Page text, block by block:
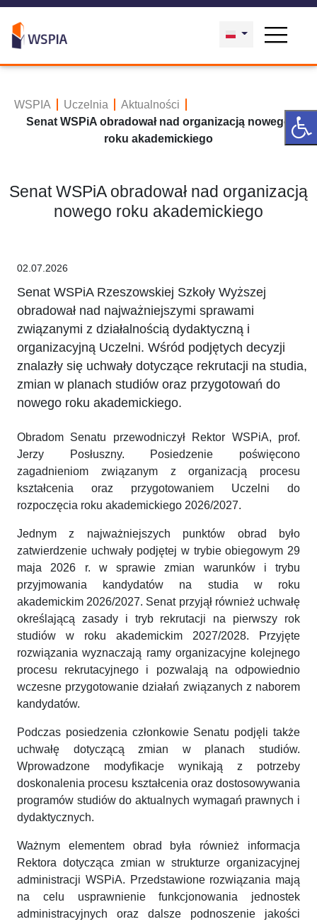
WSPIA Uczelnia
Aktualności
Senat WSPiA obradował nad organizacją nowego
roku akademickiego
Senat WSPiA obradował nad organizacją
nowego roku akademickiego
02.07.2026
Senat WSPiA Rzeszowskiej Szkoły Wyższej
obradował nad najważniejszymi sprawami
związanymi z działalnością dydaktyczną i
organizacyjną Uczelni. Wśród podjętych decyzji
znalazły się uchwały dotyczące rekrutacji na studia,
zmian w planach studiów oraz przygotowań do
nowego roku akademickiego.
Obradom Senatu przewodniczył Rektor WSPiA, prof.
Jerzy Posłuszny. Posiedzenie poświęcono
zagadnieniom związanym z organizacją procesu
kształcenia oraz przygotowaniem Uczelni do
rozpoczęcia roku akademickiego 2026/2027.
Jednym z najważniejszych punktów obrad było
zatwierdzenie uchwały podjętej w trybie obiegowym 29
maja 2026 r. w sprawie zmian warunków i trybu
przyjmowania kandydatów na studia w roku
akademickim 2026/2027. Senat przyjął również uchwałę
określającą zasady i tryb rekrutacji na pierwszy rok
studiów w roku akademickim 2027/2028. Przyjęte
rozwiązania wyznaczają ramy organizacyjne kolejnego
procesu rekrutacyjnego i pozwalają na odpowiednio
wczesne przygotowanie działań związanych z naborem
kandydatów.
Podczas posiedzenia członkowie Senatu podjęli także
uchwałę dotyczącą zmian w planach studiów.
Wprowadzone modyfikacje wynikają z potrzeby
doskonalenia procesu kształcenia oraz dostosowywania
programów studiów do aktualnych wymagań prawnych i
dydaktycznych.
Ważnym elementem obrad była również informacja
Rektora dotycząca zmian w strukturze organizacyjnej
administracji WSPiA. Przedstawione rozwiązania mają
na celu usprawnienie funkcjonowania jednostek
administracyjnych oraz dalsze podnoszenie jakości